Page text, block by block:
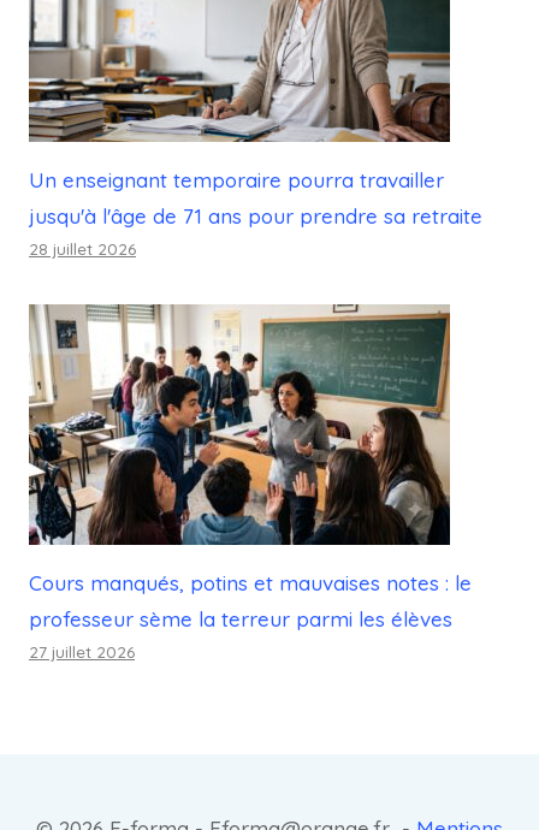
Un enseignant temporaire pourra travailler
jusqu'à l'âge de 71 ans pour prendre sa retraite
28 juillet 2026
Cours manqués, potins et mauvaises notes : le
professeur sème la terreur parmi les élèves
27 juillet 2026